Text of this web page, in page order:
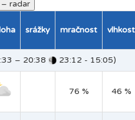
radar
srážky mračnost vlhkost
– 20:38 23:12 - 15:05)
76 % 46 %